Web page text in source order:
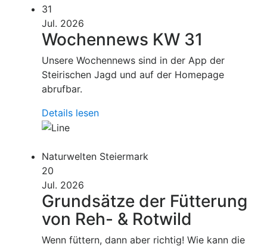
31
Jul. 2026
Wochennews KW 31
Unsere Wochennews sind in der App der
Steirischen Jagd und auf der Homepage
abrufbar.
Details lesen
Naturwelten Steiermark
20
Jul. 2026
Grundsätze der Fütterung
von Reh- & Rotwild
Wenn füttern, dann aber richtig! Wie kann die